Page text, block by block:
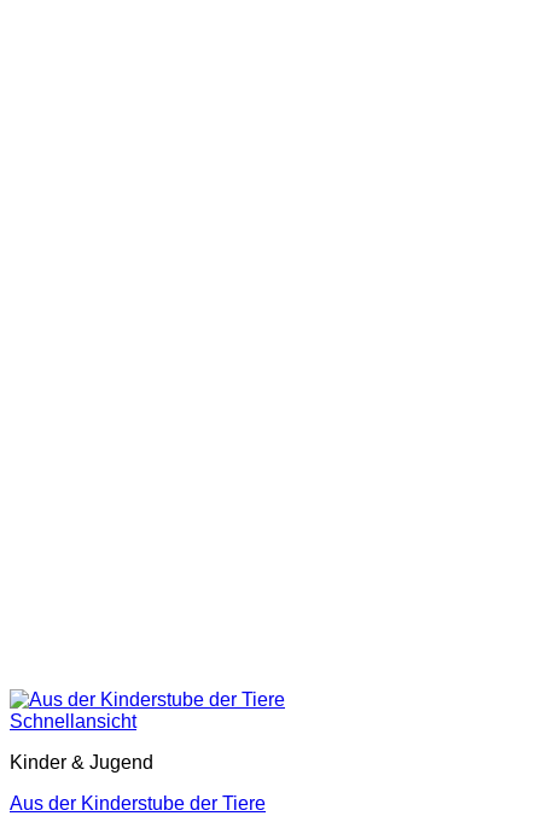
Schnellansicht
Kinder & Jugend
Aus der Kinderstube der Tiere